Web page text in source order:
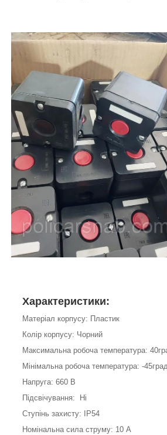
Характеристики:
Матеріал корпусу: Пластик
Колір корпусу: Чорний
Максимальна робоча температура:
Мінімальна робоча температура: -
Напруга: 660 В
Підсвічування: Ні
Ступінь захисту: ІР54
Номінальна сила струму: 10 А